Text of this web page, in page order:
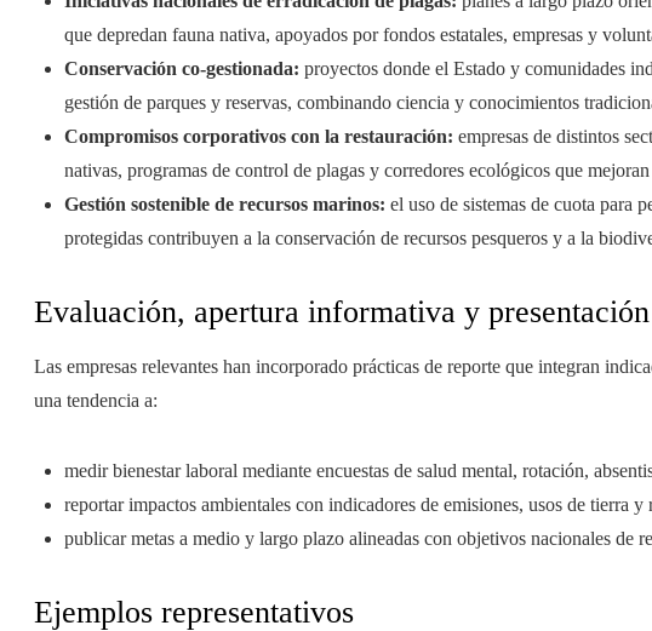
que depredan fauna nativa, apoyados por fondos estatales, empresas y
Conservación co-gestionada: proyectos donde el Estado y comunidades
gestión de parques y reservas, combinando ciencia y conocimientos
Compromisos corporativos con la restauración: empresas de distintos
nativas, programas de control de plagas y corredores ecológicos que
Gestión sostenible de recursos marinos: el uso de sistemas de cuota para
protegidas contribuyen a la conservación de recursos pesqueros y a la
Evaluación, apertura informativa y
Las empresas relevantes han incorporado prácticas de reporte que integran
una tendencia a:
medir bienestar laboral mediante encuestas de salud mental, rotación,
reportar impactos ambientales con indicadores de emisiones, usos de tierra y
publicar metas a medio y largo plazo alineadas con objetivos nacionales de
Ejemplos representativos